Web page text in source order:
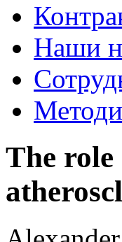
Наши
The role